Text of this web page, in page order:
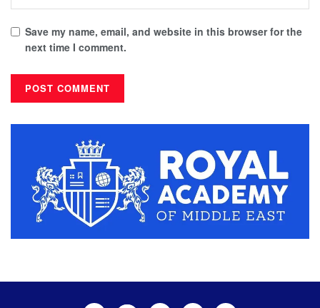
Save my name, email, and website in this browser for the
next time I comment.